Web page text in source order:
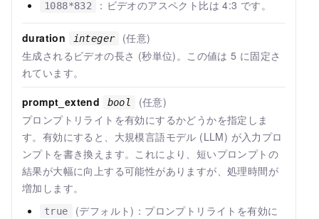
1088*832 ：ビデオのアスペクト比は 4:3 です。
duration integer
(任意)
生成されるビデオの長さ (秒単位)。この値は 5 に固定さ
れています。
prompt_extend bool
(任意)
プロンプトリライトを有効にするかどうかを指定しま
す。有効にすると、大規模言語モデル (LLM) が入力プロ
ンプトを書き換えます。これにより、短いプロンプトの
結果が大幅に向上する可能性がありますが、処理時間が
増加します。
true
(デフォルト)：プロンプトリライトを有効に